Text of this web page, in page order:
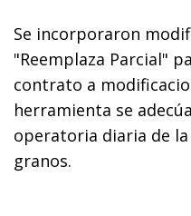
Se incorporaron
"Reemplaza Parcial"
contrato a
herramienta se
operatoria diaria de
granos.